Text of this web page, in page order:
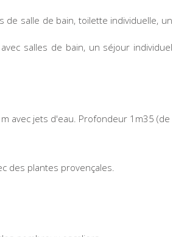
salle de bain, toilette individuelle, un
salles de bain, un séjour individuel
avec jets d'eau. Profondeur 1m35 (de
des plantes provençales.